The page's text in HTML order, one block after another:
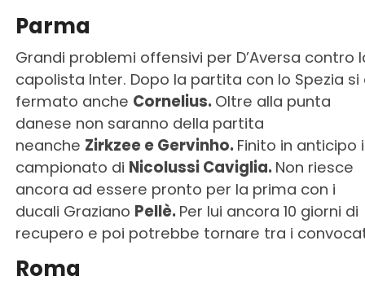
Parma
Grandi problemi offensivi per D’Aversa contro
capolista Inter. Dopo la partita con lo Spezia si
fermato anche Cornelius. Oltre alla punta
danese non saranno della partita
neanche Zirkzee e Gervinho. Finito in anticipo
campionato di Nicolussi Caviglia. Non riesce
ancora ad essere pronto per la prima con i
ducali Graziano Pellè. Per lui ancora 10 giorni di
recupero e poi potrebbe tornare tra i
Roma